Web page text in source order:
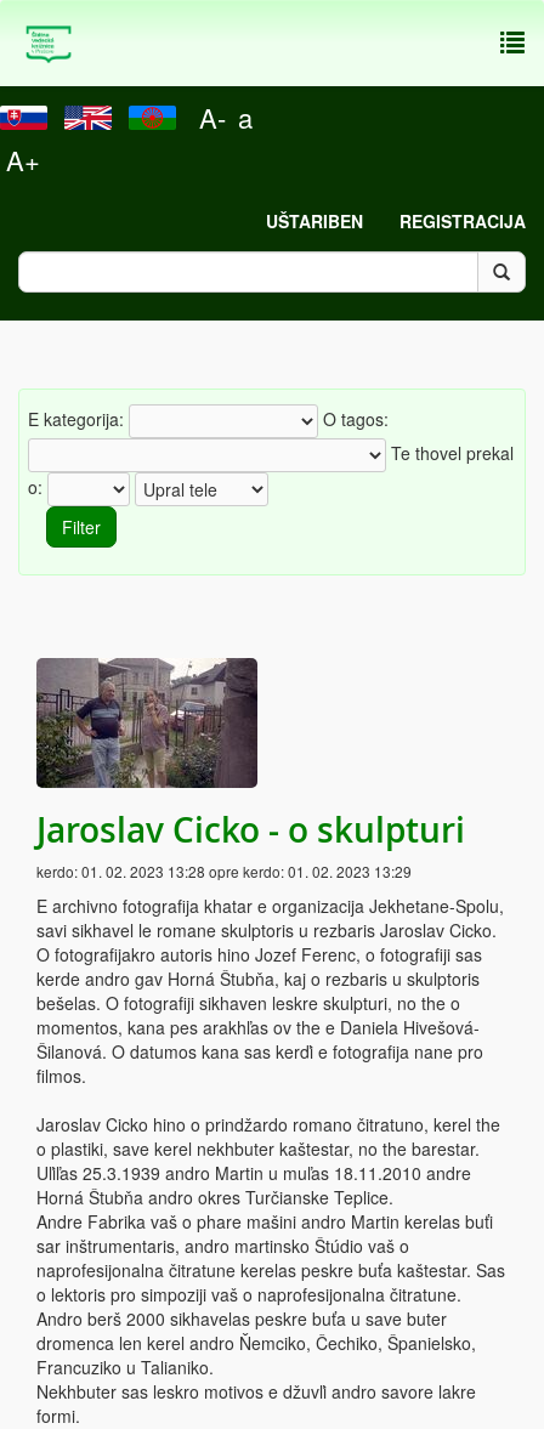
A- a
A+
UŠTARIBEN REGISTRACIJA
E kategorija:
O tagos:
Te thovel prekal
o:
Jaroslav Cicko - o skulpturi
kerdo:01. 02. 2023 13:28 opre kerdo:01. 02. 2023 13:29
E archivno fotografija khatar e organizacija Jekhetane-Spolu,
savi sikhavel le romane skulptoris u rezbaris Jaroslav Cicko.
O fotografijakro autoris hino Jozef Ferenc, o fotografiji sas
kerde andro gav Horná Štubňa, kaj o rezbaris u skulptoris
bešelas. O fotografiji sikhaven leskre skulpturi, no the o
momentos, kana pes arakhľas ov the e Daniela Hivešová-
Šilanová. O datumos kana sas kerďi e fotografija nane pro
filmos.
Jaroslav Cicko hino o prindžardo romano čitratuno, kerel the
o plastiki, save kerel nekhbuter kaštestar, no the barestar.
Uľiľas 25.3.1939 andro Martin u muľas 18.11.2010 andre
Horná Štubňa andro okres Turčianske Teplice.
Andre Fabrika vaš o phare mašini andro Martin kerelas buťi
sar inštrumentaris, andro martinsko Štúdio vaš o
naprofesijonalna čitratune kerelas peskre buťa kaštestar. Sas
o lektoris pro simpoziji vaš o naprofesijonalna čitratune.
Andro berš 2000 sikhavelas peskre buťa u save buter
dromenca len kerel andro Ňemciko, Čechiko, Španielsko,
Francuziko u Talianiko.
Nekhbuter sas leskro motivos e džuvľi andro savore lakre
formi.